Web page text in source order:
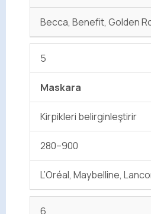
Becca, Benefit, Golden
5
Maskara
Kirpikleri belirginleştirir
280–900
L’Oréal, Maybelline,
6